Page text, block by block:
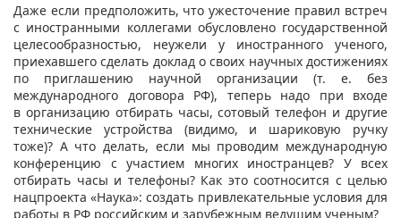
Даже если предположить, что ужесточение правил встреч
с иностранными коллегами обусловлено государственной
целесообразностью, неужели у иностранного ученого,
приехавшего сделать доклад о своих научных достижениях
по приглашению научной организации (т. е. без
международного договора РФ), теперь надо при входе
в организацию отбирать часы, сотовый телефон и другие
технические устройства (видимо, и шариковую ручку
тоже)? А что делать, если мы проводим международную
конференцию с участием многих иностранцев? У всех
отбирать часы и телефоны? Как это соотносится с целью
нацпроекта «Наука»: создать привлекательные условия для
работы в РФ российским и зарубежным ведущим ученым?